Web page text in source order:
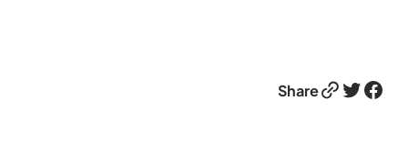
ShareLink Twitter Facebook